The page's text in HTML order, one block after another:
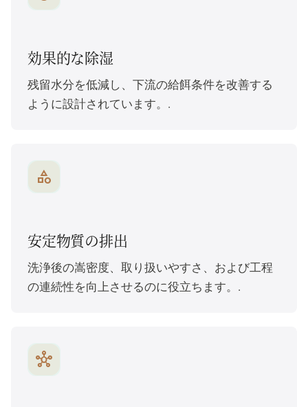
効果的な除湿
残留水分を低減し、下流の給餌条件を改善する
ように設計されています。.
category
安定物質の排出
洗浄後の嵩密度、取り扱いやすさ、および工程
の連続性を向上させるのに役立ちます。.
hub